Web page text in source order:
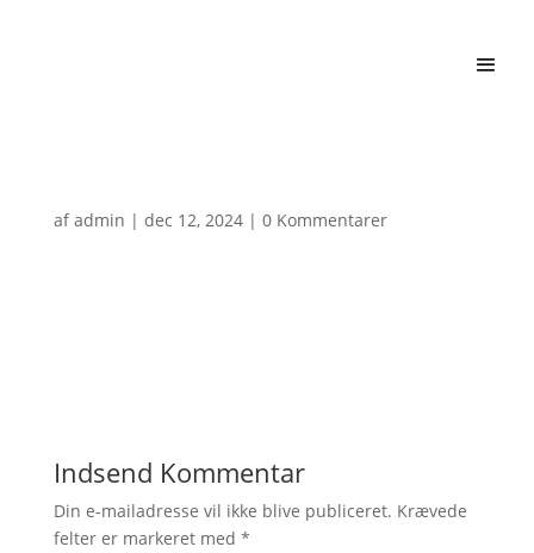
afadmin | dec 12, 2024| 0 Kommentarer
Indsend Kommentar
Din e-mailadresse vil ikke blive publiceret. Krævede
felter er markeret med *